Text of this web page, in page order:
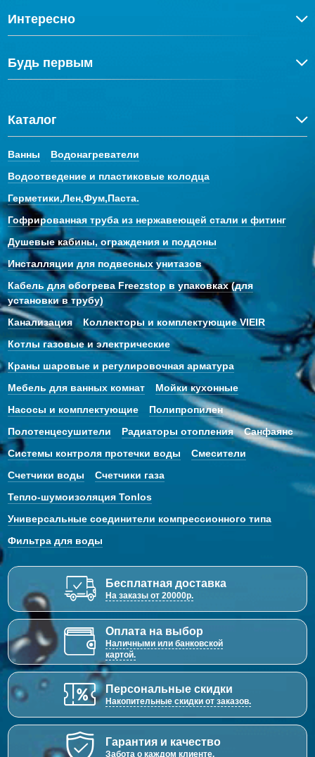
Интересно
Будь первым
Каталог
Ванны
Водонагреватели
Водоотведение и пластиковые колодца
Герметики,Лен,Фум,Паста.
Гофрированная труба из нержавеющей стали и фитинг
Душевые кабины, ограждения и поддоны
Инсталляции для подвесных унитазов
Кабель для обогрева Freezstop в упаковках (для
установки в трубу)
Канализация
Коллекторы и комплектующие VIEIR
Котлы газовые и электрические
Краны шаровые и регулировочная арматура
Мебель для ванных комнат
Мойки кухонные
Насосы и комплектующие
Полипропилен
Полотенцесушители
Радиаторы отопления
Санфаянс
Системы контроля протечки воды
Смесители
Счетчики воды
Счетчики газа
Тепло-шумоизоляция Tonlos
Универсальные соединители компрессионного типа
Фильтра для воды
Бесплатная доставка
На заказы от 20000р.
Оплата на выбор
Наличными или банковской
картой.
Персональные скидки
Накопительные скидки от заказов.
Гарантия и качество
Забота о каждом клиенте.